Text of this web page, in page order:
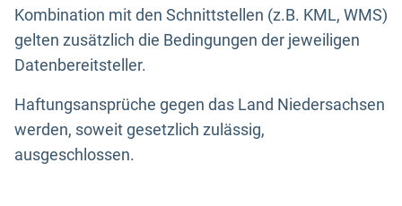
Kombination mit den Schnittstellen (z.B. KML, WMS)
gelten zusätzlich die Bedingungen der jeweiligen
Datenbereitsteller.
Haftungsansprüche gegen das Land Niedersachsen
werden, soweit gesetzlich zulässig,
ausgeschlossen.